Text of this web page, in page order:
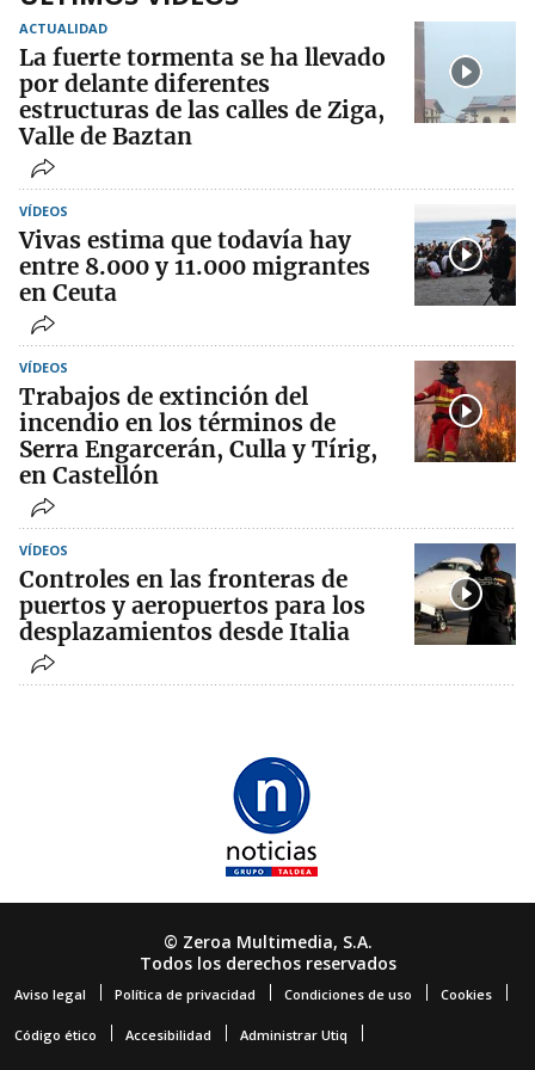
ACTUALIDAD
La fuerte tormenta se ha llevado
por delante diferentes
estructuras de las calles de Ziga,
Valle de Baztan
VÍDEOS
Vivas estima que todavía hay
entre 8.000 y 11.000 migrantes
en Ceuta
VÍDEOS
Trabajos de extinción del
incendio en los términos de
Serra Engarcerán, Culla y Tírig,
en Castellón
VÍDEOS
Controles en las fronteras de
puertos y aeropuertos para los
desplazamientos desde Italia
© Zeroa Multimedia, S.A.
Todos los derechos reservados
Aviso legal Política de privacidad Condiciones de uso Cookies
Código ético Accesibilidad Administrar Utiq